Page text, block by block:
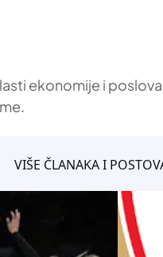
ekonomije i
VIŠE ČLANAKA I